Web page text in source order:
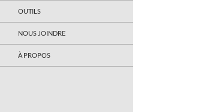
OUTILS
NOUS JOINDRE
À PROPOS